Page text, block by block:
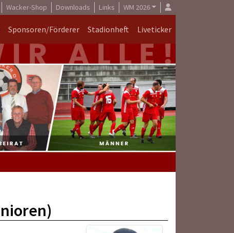
Wacker-Shop Downloads Links WM 2026
Sponsoren/Förderer Stadionheft Liveticker